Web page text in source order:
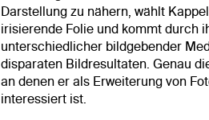
Darstellung zu nähern, wählt
irisierende Folie und kommt durch
unterschiedlicher bildgebender
disparaten Bildresultaten. Genau
an denen er als Erweiterung von
interessiert ist.